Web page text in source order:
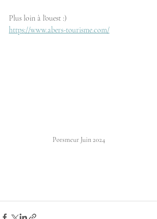
Plus loin à l'ouest :)
https://www.abers-tourisme.com/
Porsmeur Juin 2024